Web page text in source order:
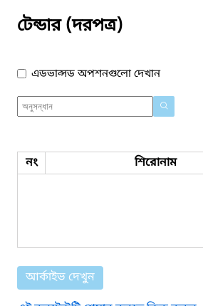
টেন্ডার (দরপত্র)
এডভান্সড অপশনগুলো দেখান
নং শিরোনাম
আর্কাইভ দেখুন